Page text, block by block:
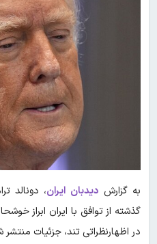
به گزارش دیدبان ایران، دونالد
گذشته از توافق با ایران ابراز
در اظهارنظراتی تند، جزئیات منتشر